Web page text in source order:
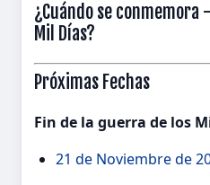
¿Cuándo se
Mil Días?
Próximas Fechas
Fin de la guerra de los
21 de Noviembre de